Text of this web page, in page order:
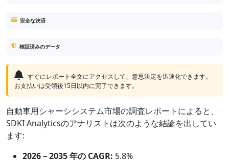
安全な決済
検証済みのデータ
すぐにレポート全文にアクセスして、意思決定を迅速化できます。
お支払いは受領後15日以内に完了できます。
自動車用シャーシシステム市場の調査レポートによると、
SDKI Analyticsのアナリストは次のような結論を出してい
ます:
2026－2035 年の CAGR: 5.8%